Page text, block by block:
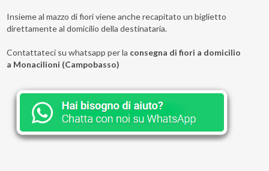
Insieme al mazzo di fiori viene anche recapitato un biglietto
direttamente al domicilio della destinataria.
Contattateci su whatsapp per la consegna di fiori a domicilio
a Monacilioni (Campobasso)